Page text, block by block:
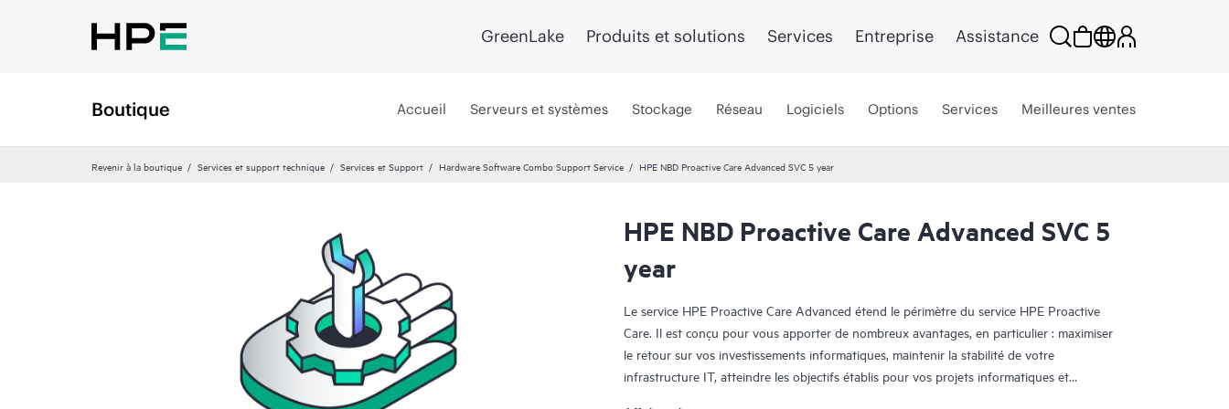
GreenLake Produits et solutions Services Entreprise Assistance
Boutique Accueil Serveurs et systèmes Stockage Réseau Logiciels Options Services Meilleures ventes
Revenir à la boutique Services et support technique Services et Support Hardware Software Combo Support Service HPE NBD Proactive Care Advanced SVC 5 year
HPE NBD Proactive Care Advanced SVC 5
year
Le service HPE Proactive Care Advanced étend le périmètre du service HPE Proactive
Care. Il est conçu pour vous apporter de nombreux avantages, en particulier : maximiser
le retour sur vos investissements informatiques, maintenir la stabilité de votre
infrastructure IT, atteindre les objectifs établis pour vos projets informatiques et